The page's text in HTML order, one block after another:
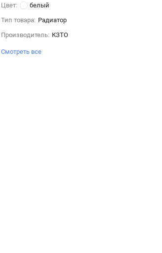
Цвет:
белый
Тип товара: Радиатор
Производитель: КЗТО
Смотреть все